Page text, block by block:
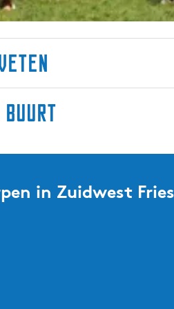
buurt
in Zuidwest